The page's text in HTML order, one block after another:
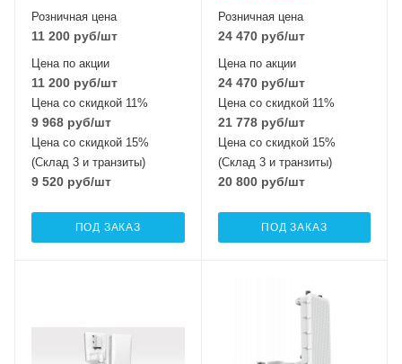
Розничная цена
11 200 руб/шт
Цена по акции
11 200 руб/шт
Цена со скидкой 11%
9 968 руб/шт
Цена со скидкой 15%
(Склад 3 и транзиты)
9 520 руб/шт
ПОД ЗАКАЗ
Розничная цена
24 470руб/шт
Цена по акции
24 470руб/шт
Цена со скидкой 11%
21 778руб/шт
Цена со скидкой 15%
(Склад 3 и транзиты)
20 800руб/шт
ПОД ЗАКАЗ